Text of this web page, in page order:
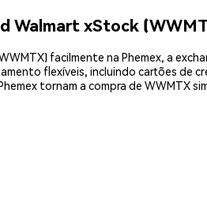
Walmart xStock
facilmente na Phemex, a
flexíveis, incluindo cartões de
tornam a compra de WWMTX